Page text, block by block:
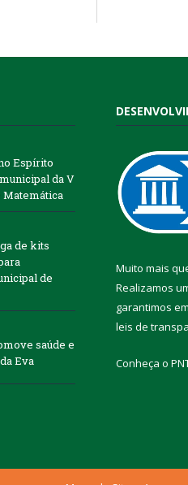
Espírito
da V
Matemática
de kits
de
saúde e
Eva
Muito mais
Realizamos
garantimos
leis de
Conheça o